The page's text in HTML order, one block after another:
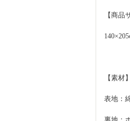
【商品
【素材
表地：